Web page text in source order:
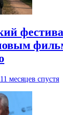
11 месяцев спустя